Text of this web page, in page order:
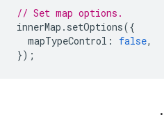
// Set map options.
innerMap . setOptions({
mapTypeControl : false,
});
.